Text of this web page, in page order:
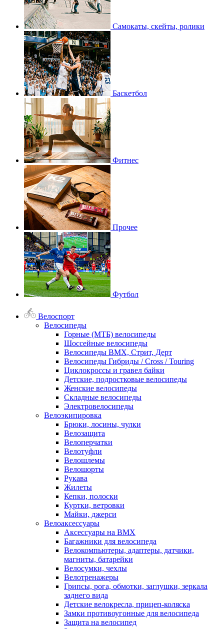
Самокаты, скейты, ролики
Баскетбол
Фитнес
Прочее
Футбол
Велоспорт
Велосипеды
Горные (МТБ) велосипеды
Шоссейные велосипеды
Велосипеды BMX, Стрит, Дерт
Велосипеды Гибриды / Cross / Touring
Циклокроссы и гравел байки
Детские, подростковые велосипеды
Женские велосипеды
Складные велосипеды
Электровелосипеды
Велоэкипировка
Брюки, лосины, чулки
Велозащита
Велоперчатки
Велотуфли
Велошлемы
Велошорты
Рукава
Жилеты
Кепки, полоски
Куртки, ветровки
Майки, джерси
Велоаксессуары
Аксессуары на BMX
Багажники для велосипеда
Велокомпьютеры, адаптеры, датчики,
магниты, батарейки
Велосумки, чехлы
Велотренажеры
Грипсы, рога, обмотки, заглушки, зеркала
заднего вида
Детские велокресла, прицеп-коляска
Замки противоугонные для велосипеда
Защита на велосипед